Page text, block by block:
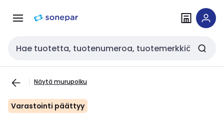
navigointiinsisältöön
Haku
Näytä murupolku
Varastointi päättyy